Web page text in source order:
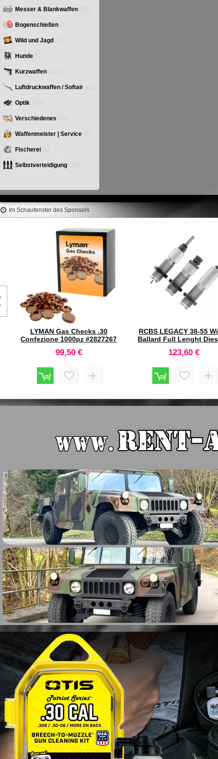
Messer & Blankwaffen
Bogenschießen
Wild und Jagd
Hunde
Kurzwaffen
Luftdruckwaffen / Softair
Optik
Verschiedenes
Waffenmeister | Service
Fischerei
Selbstverteidigung
Im Schaufenster des Sponsors
SPEER Palle TNT 284" 110gr HP
Moly #1615 (100pz)
63,00 €
64,70 €